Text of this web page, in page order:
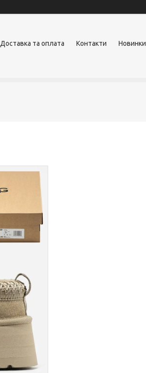
Доставка та оплата Контакти Новинки